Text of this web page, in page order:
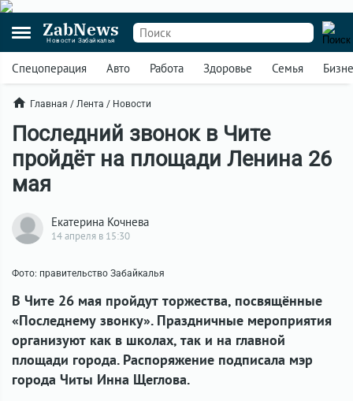
ZabNews
Новости Забайкалья
Спецоперация Авто Работа Здоровье Семья
Главная / Лента / Новости
Последний звонок в Чите
пройдёт на площади Ленина 26
мая
Екатерина Кочнева
14 апреля в 15:30
Фото: правительство Забайкалья
В Чите 26 мая пройдут торжества, посвящённые
«Последнему звонку». Праздничные мероприятия
организуют как в школах, так и на главной
площади города. Распоряжение подписала мэр
города Читы Инна Щеглова.